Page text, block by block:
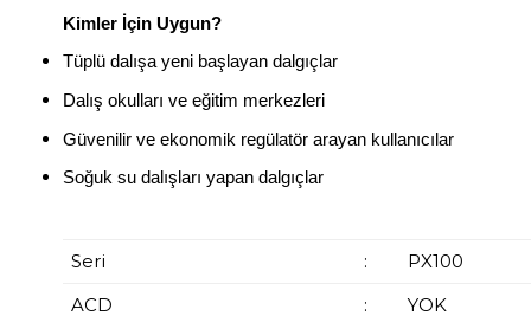
Kimler İçin Uygun?
Tüplü dalışa yeni başlayan dalgıçlar
Dalış okulları ve eğitim merkezleri
Güvenilir ve ekonomik regülatör arayan kullanıcılar
Soğuk su dalışları yapan dalgıçlar
Seri :
PX100
ACD
: YOK